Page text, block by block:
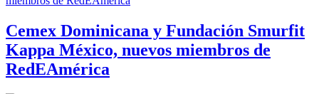
Cemex Dominicana y Fundación Smurfit
Kappa México, nuevos miembros de
RedEAmérica